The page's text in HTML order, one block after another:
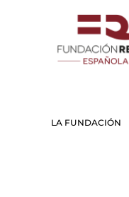
LA FUNDACIÓN